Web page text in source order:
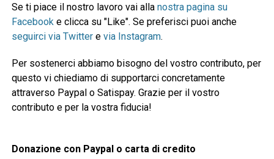
Se ti piace il nostro lavoro vai alla nostra pagina su
Facebooke clicca su "Like". Se preferisci puoi anche
seguirci via Twittere via Instagram.
Per sostenerci abbiamo bisogno del vostro contributo, per
questo vi chiediamo di supportarci concretamente
attraverso Paypal o Satispay. Grazie per il vostro
contributo e per la vostra fiducia!
Donazione con Paypal o carta di credito